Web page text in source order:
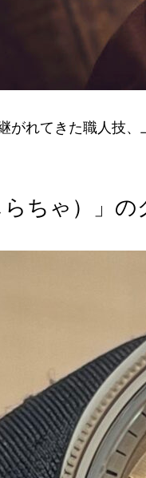
がれてきた職人技
らちゃ）」